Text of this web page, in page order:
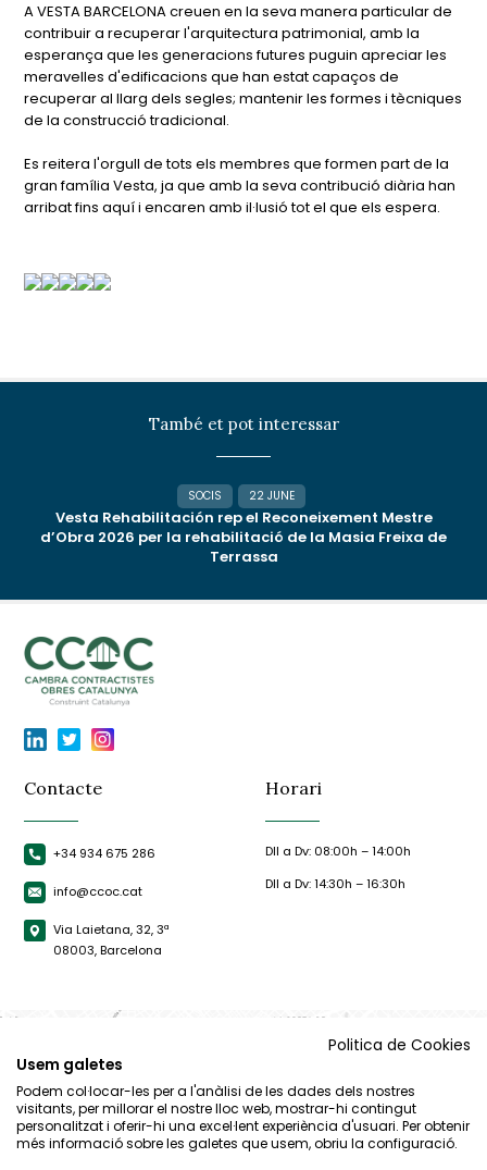
A VESTA BARCELONA creuen en la seva manera particular de
contribuir a recuperar l'arquitectura patrimonial, amb la
esperança que les generacions futures puguin apreciar les
meravelles d'edificacions que han estat capaços de
recuperar al llarg dels segles; mantenir les formes i tècniques
de la construcció tradicional.
Es reitera l'orgull de tots els membres que formen part de la
gran família Vesta, ja que amb la seva contribució diària han
arribat fins aquí i encaren amb il·lusió tot el que els espera.
També et pot interessar
SOCIS 22 JUNE
Vesta Rehabilitación rep el Reconeixement Mestre
d’Obra 2026 per la rehabilitació de la Masia Freixa de
Terrassa
Contacte
+34 934 675 286
info@ccoc.cat
Via Laietana, 32, 3ª
08003, Barcelona
Horari
Dll a Dv: 08:00h – 14:00h
Dll a Dv: 14:30h – 16:30h
Politica de Cookies
Usem galetes
Podem col·locar-les per a l'anàlisi de les dades dels nostres
visitants, per millorar el nostre lloc web, mostrar-hi contingut
personalitzat i oferir-hi una excel·lent experiència d'usuari. Per obtenir
més informació sobre les galetes que usem, obriu la configuració.